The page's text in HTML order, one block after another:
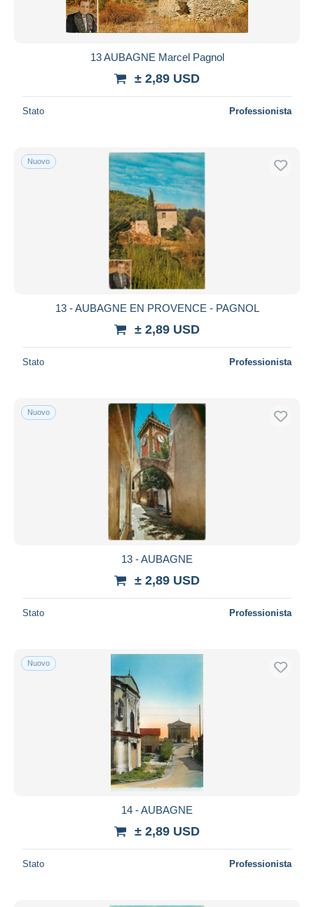
13 AUBAGNE Marcel Pagnol
± 2,89 USD
Stato Professionista
Nuovo
13 - AUBAGNE EN PROVENCE - PAGNOL
± 2,89 USD
Stato Professionista
Nuovo
13 - AUBAGNE
± 2,89 USD
Stato Professionista
Nuovo
14 - AUBAGNE
± 2,89 USD
Stato Professionista